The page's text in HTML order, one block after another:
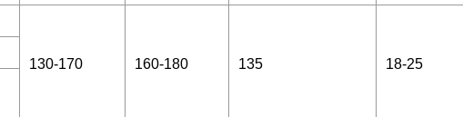
130-170 160-180 135 18-25